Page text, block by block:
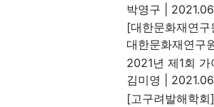
박영구
[대한문화재연
대한문화재연구
2021년 제1회
김미영
[고구려발해학